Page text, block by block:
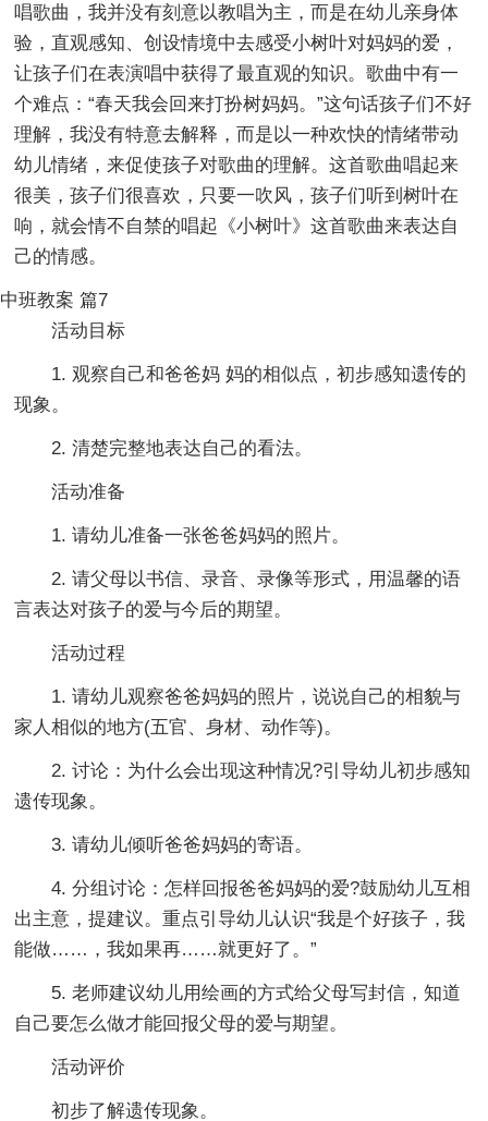
唱歌曲，我并没有刻意以教唱为主，而是在幼儿亲身体
验，直观感知、创设情境中去感受小树叶对妈妈的爱，
让孩子们在表演唱中获得了最直观的知识。歌曲中有一
个难点：“春天我会回来打扮树妈妈。”这句话孩子们不好
理解，我没有特意去解释，而是以一种欢快的情绪带动
幼儿情绪，来促使孩子对歌曲的理解。这首歌曲唱起来
很美，孩子们很喜欢，只要一吹风，孩子们听到树叶在
响，就会情不自禁的唱起《小树叶》这首歌曲来表达自
己的情感。
中班教案 篇7
活动目标
1. 观察自己和爸爸妈 妈的相似点，初步感知遗传的
现象。
2. 清楚完整地表达自己的看法。
活动准备
1. 请幼儿准备一张爸爸妈妈的照片。
2. 请父母以书信、录音、录像等形式，用温馨的语
言表达对孩子的爱与今后的期望。
活动过程
1. 请幼儿观察爸爸妈妈的照片，说说自己的相貌与
家人相似的地方(五官、身材、动作等)。
2. 讨论：为什么会出现这种情况?引导幼儿初步感知
遗传现象。
3. 请幼儿倾听爸爸妈妈的寄语。
4. 分组讨论：怎样回报爸爸妈妈的爱?鼓励幼儿互相
出主意，提建议。重点引导幼儿认识“我是个好孩子，我
能做……，我如果再……就更好了。”
5. 老师建议幼儿用绘画的方式给父母写封信，知道
自己要怎么做才能回报父母的爱与期望。
活动评价
初步了解遗传现象。